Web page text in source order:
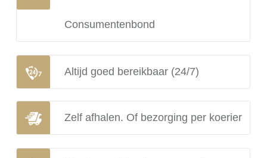
Consumentenbond
Altijd goed bereikbaar (24/7)
Zelf afhalen. Of bezorging per koerier